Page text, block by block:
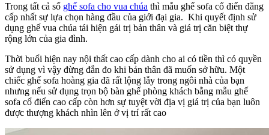
Trong tất cả số ghế sofa cho vua chúa thì mẫu ghế sofa cổ điển đẳng
cấp nhất sự lựa chọn hàng đầu của giới đại gia. Khi quyết định sử
dụng ghế vua chúa tái hiện gái trị bản thân và giá trị căn biệt thự
rộng lớn của gia đình.
Thời buổi hiện nay nội thất cao cấp dành cho ai có tiền thì có quyền
sử dụng vì vậy đừng đắn đo khi bản thân đã muốn sở hữu. Một
chiếc ghế sofa hoàng gia đã rất lộng lẫy trong ngôi nhà của bạn
nhưng nếu sử dụng trọn bộ bàn ghế phòng khách bằng mẫu ghế
sofa cổ điển cao cấp còn hơn sự tuyệt vời địa vị giá trị của bạn luôn
được thượng khách nhìn lên ở vị trí rất cao